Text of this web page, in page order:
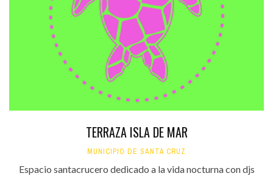
TERRAZA ISLA DE MAR
MUNICIPIO DE SANTA CRUZ
Espacio santacrucero dedicado a la vida nocturna con djs